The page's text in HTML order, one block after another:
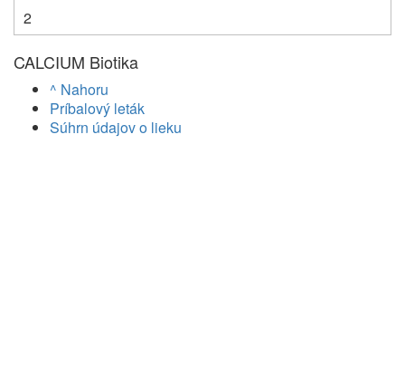
2
CALCIUM Biotika
^ Nahoru
Príbalový leták
Súhrn údajov o lieku